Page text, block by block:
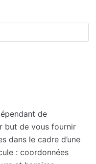
de
but de vous fournir
dans le cadre d’une
: coordonnées